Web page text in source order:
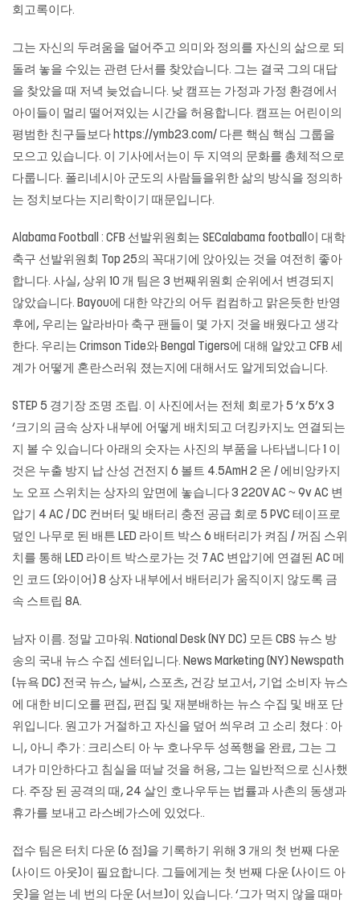
회고록이다.
그는 자신의 두려움을 덜어주고 의미와 정의를 자신의 삶으로 되
돌려 놓을 수있는 관련 단서를 찾았습니다. 그는 결국 그의 대답
을 찾았을 때 저녁 늦었습니다. 낮 캠프는 가정과 가정 환경에서
아이들이 멀리 떨어져있는 시간을 허용합니다. 캠프는 어린이의
평범한 친구들보다 https://ymb23.com/ 다른 핵심 핵심 그룹을
모으고 있습니다. 이 기사에서는이 두 지역의 문화를 총체적으로
다룹니다. 폴리네시아 군도의 사람들을위한 삶의 방식을 정의하
는 정치보다는 지리학이기 때문입니다.
Alabama Football : CFB 선발위원회는 SECalabama football이 대학
축구 선발위원회 Top 25의 꼭대기에 앉아있는 것을 여전히 좋아
합니다. 사실, 상위 10 개 팀은 3 번째위원회 순위에서 변경되지
않았습니다. Bayou에 대한 약간의 어두 컴컴하고 맑은듯한 반영
후에, 우리는 알라바마 축구 팬들이 몇 가지 것을 배웠다고 생각
한다. 우리는 Crimson Tide와 Bengal Tigers에 대해 알았고 CFB 세
계가 어떻게 혼란스러워 졌는지에 대해서도 알게되었습니다.
STEP 5 경기장 조명 조립. 이 사진에서는 전체 회로가 5 ‘x 5’x 3
‘크기의 금속 상자 내부에 어떻게 배치되고 더킹카지노 연결되는
지 볼 수 있습니다 아래의 숫자는 사진의 부품을 나타냅니다 1 이
것은 누출 방지 납 산성 건전지 6 볼트 4.5AmH 2 온 / 에비앙카지
노 오프 스위치는 상자의 앞면에 놓습니다 3 220V AC ~ 9v AC 변
압기 4 AC / DC 컨버터 및 배터리 충전 공급 회로 5 PVC 테이프로
덮인 나무로 된 배튼 LED 라이트 박스 6 배터리가 켜짐 / 꺼짐 스위
치를 통해 LED 라이트 박스로가는 것 7 AC 변압기에 연결된 AC 메
인 코드 (와이어) 8 상자 내부에서 배터리가 움직이지 않도록 금
속 스트립 8A.
남자 이름. 정말 고마워. National Desk (NY DC) 모든 CBS 뉴스 방
송의 국내 뉴스 수집 센터입니다. News Marketing (NY) Newspath
(뉴욕 DC) 전국 뉴스, 날씨, 스포츠, 건강 보고서, 기업 소비자 뉴스
에 대한 비디오를 편집, 편집 및 재분배하는 뉴스 수집 및 배포 단
위입니다. 원고가 거절하고 자신을 덮어 씌우려 고 소리 쳤다 : 아
니, 아니 추가 : 크리스티 아 누 호나우두 성폭행을 완료, 그는 그
녀가 미안하다고 침실을 떠날 것을 허용, 그는 일반적으로 신사했
다. 주장 된 공격의 때, 24 살인 호나우두는 법률과 사촌의 동생과
휴가를 보내고 라스베가스에 있었다..
접수 팀은 터치 다운 (6 점)을 기록하기 위해 3 개의 첫 번째 다운
(사이드 아웃)이 필요합니다. 그들에게는 첫 번째 다운 (사이드 아
웃)을 얻는 네 번의 다운 (서브)이 있습니다. ‘그가 먹지 않을 때마